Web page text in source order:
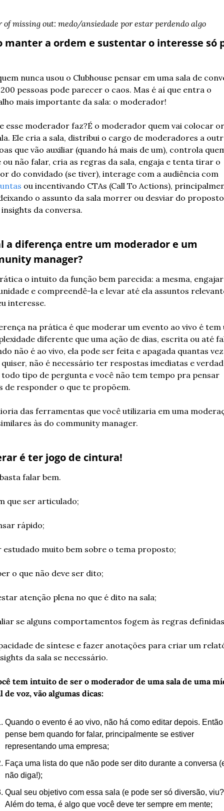
of missing out: medo/ansiedade por estar perdendo algo
manter a ordem e sustentar o interesse só
nunca usou o Clubhouse pensar em uma sala de
pessoas pode parecer o caos. Mas é aí que entra o
mais importante da sala: o moderador!
esse moderador faz?É o moderador quem vai colocar
Ele cria a sala, distribui o cargo de moderadores a
que vão auxiliar (quando há mais de um), controla
ou não falar, cria as regras da sala, engaja e tenta tirar o
ou incentivando CTAs (Call To Actions),
o assunto da sala morrer ou desviar do
da conversa.
a diferença entre um moderador e um
manager?
o intuito da função bem parecida: a mesma,
e compreendê-la e levar até ela assuntos
interesse.
na prática é que moderar um evento ao vivo é tem
diferente que uma ação de dias, escrita ou até
não é ao vivo, ela pode ser feita e apagada quantas
quiser, não é necessário ter respostas imediatas e
tipo de pergunta e você não tem tempo pra pensar
de responder o que te propõem.
das ferramentas que você utilizaria em uma
às do community manager.
é ter jogo de cintura!
falar bem.
que ser articulado;
rápido;
estudado muito bem sobre o tema proposto;
o que não deve ser dito;
atenção plena no que é dito na sala;
se alguns comportamentos fogem às regras
de síntese e fazer anotações para criar um
da sala se necessário.
tem intuito de ser o moderador de uma sala de uma
de voz, vão algumas dicas:
Quando o evento é ao vivo, não há como editar depois. Então
pense bem quando for falar, principalmente se estiver
representando uma empresa;
Faça uma lista do que não pode ser dito durante a conversa
não diga!);
Qual seu objetivo com essa sala (e pode ser só diversão,
Além do tema, é algo que você deve ter sempre em mente;